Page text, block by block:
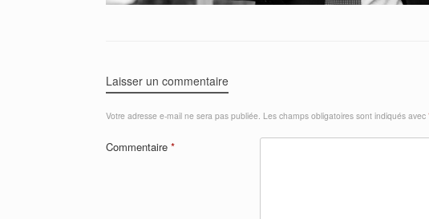
Laisser un commentaire
Votre adresse e-mail ne sera pas publiée. Les champs obligatoires sont indiqués avec
Commentaire *